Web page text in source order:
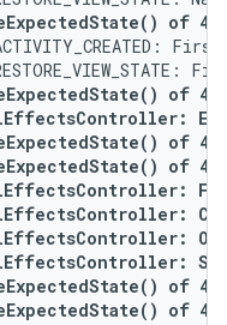
of 4
of 4
of 4
of 4
of 4
of 4